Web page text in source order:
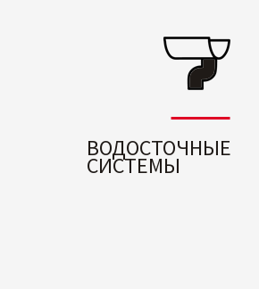
ВОДОСТОЧНЫЕ
СИСТЕМЫ